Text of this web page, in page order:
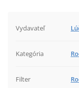
Vydavateľ
Kategória
Filter